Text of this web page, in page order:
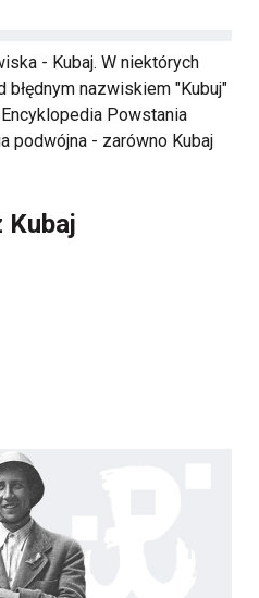
- Kubaj. W niektórych
nazwiskiem "Kubuj"
Powstania
podwójna - zarówno Kubaj
Kubaj